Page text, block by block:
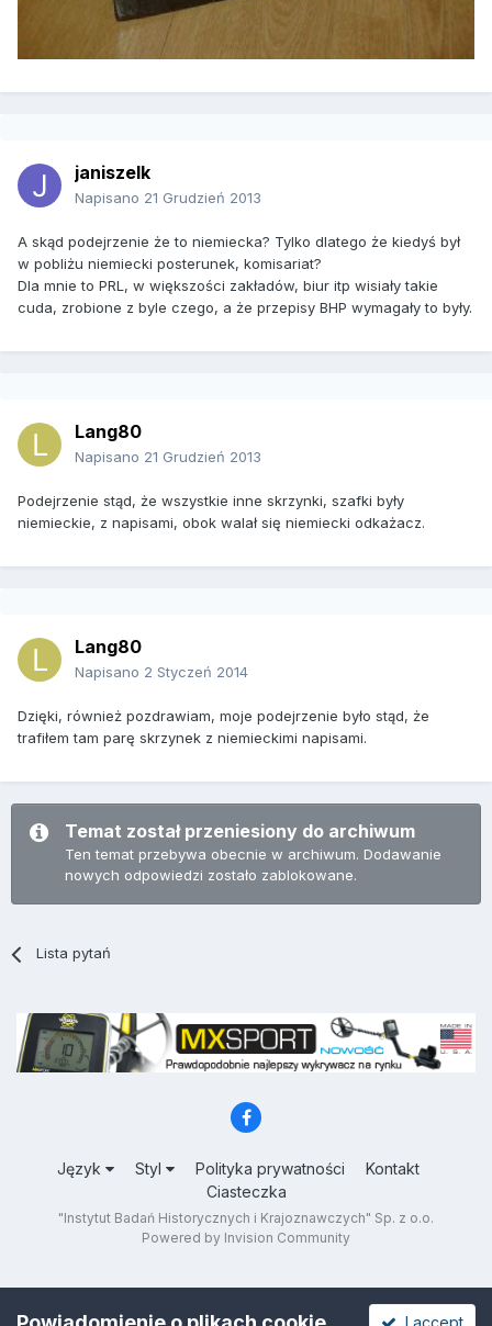
janiszelk
Napisano 21 Grudzień 2013
A skąd podejrzenie że to niemiecka? Tylko dlatego że kiedyś był
w pobliżu niemiecki posterunek, komisariat?
Dla mnie to PRL, w większości zakładów, biur itp wisiały takie
cuda, zrobione z byle czego, a że przepisy BHP wymagały to były.
Lang80
Napisano 21 Grudzień 2013
Podejrzenie stąd, że wszystkie inne skrzynki, szafki były
niemieckie, z napisami, obok walał się niemiecki odkażacz.
Lang80
Napisano 2 Styczeń 2014
Dzięki, również pozdrawiam, moje podejrzenie było stąd, że
trafiłem tam parę skrzynek z niemieckimi napisami.
Temat został przeniesiony do archiwum
Ten temat przebywa obecnie w archiwum. Dodawanie
nowych odpowiedzi zostało zablokowane.
Lista pytań
Język Styl Polityka prywatności
Kontakt
Ciasteczka
"Instytut Badań Historycznych i Krajoznawczych" Sp. z o.o.
Powered by Invision Community
I accept